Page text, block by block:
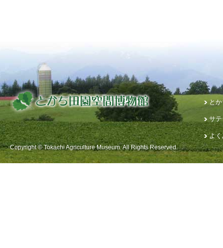
と
サ
よ
Copyright © Tokachi Agriculture Museum. All Rights Reserved.